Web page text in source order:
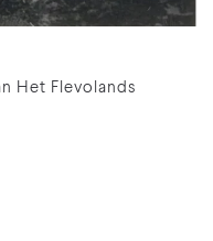
Het Flevolands